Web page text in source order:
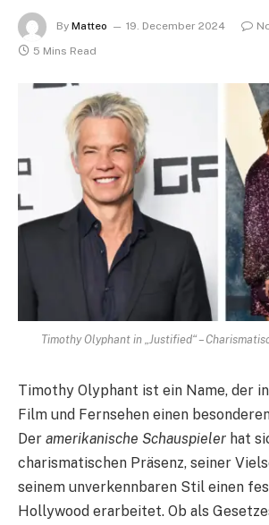
By Matteo 19. December 2024
5 Mins Read
Timothy Olyphant in „Justified“ –
Timothy Olyphant ist ein Name, der
Film und Fernsehen einen
Der amerikanische Schauspieler hat
charismatischen Präsenz, seiner
seinem unverkennbaren Stil einen
Hollywood erarbeitet. Ob als